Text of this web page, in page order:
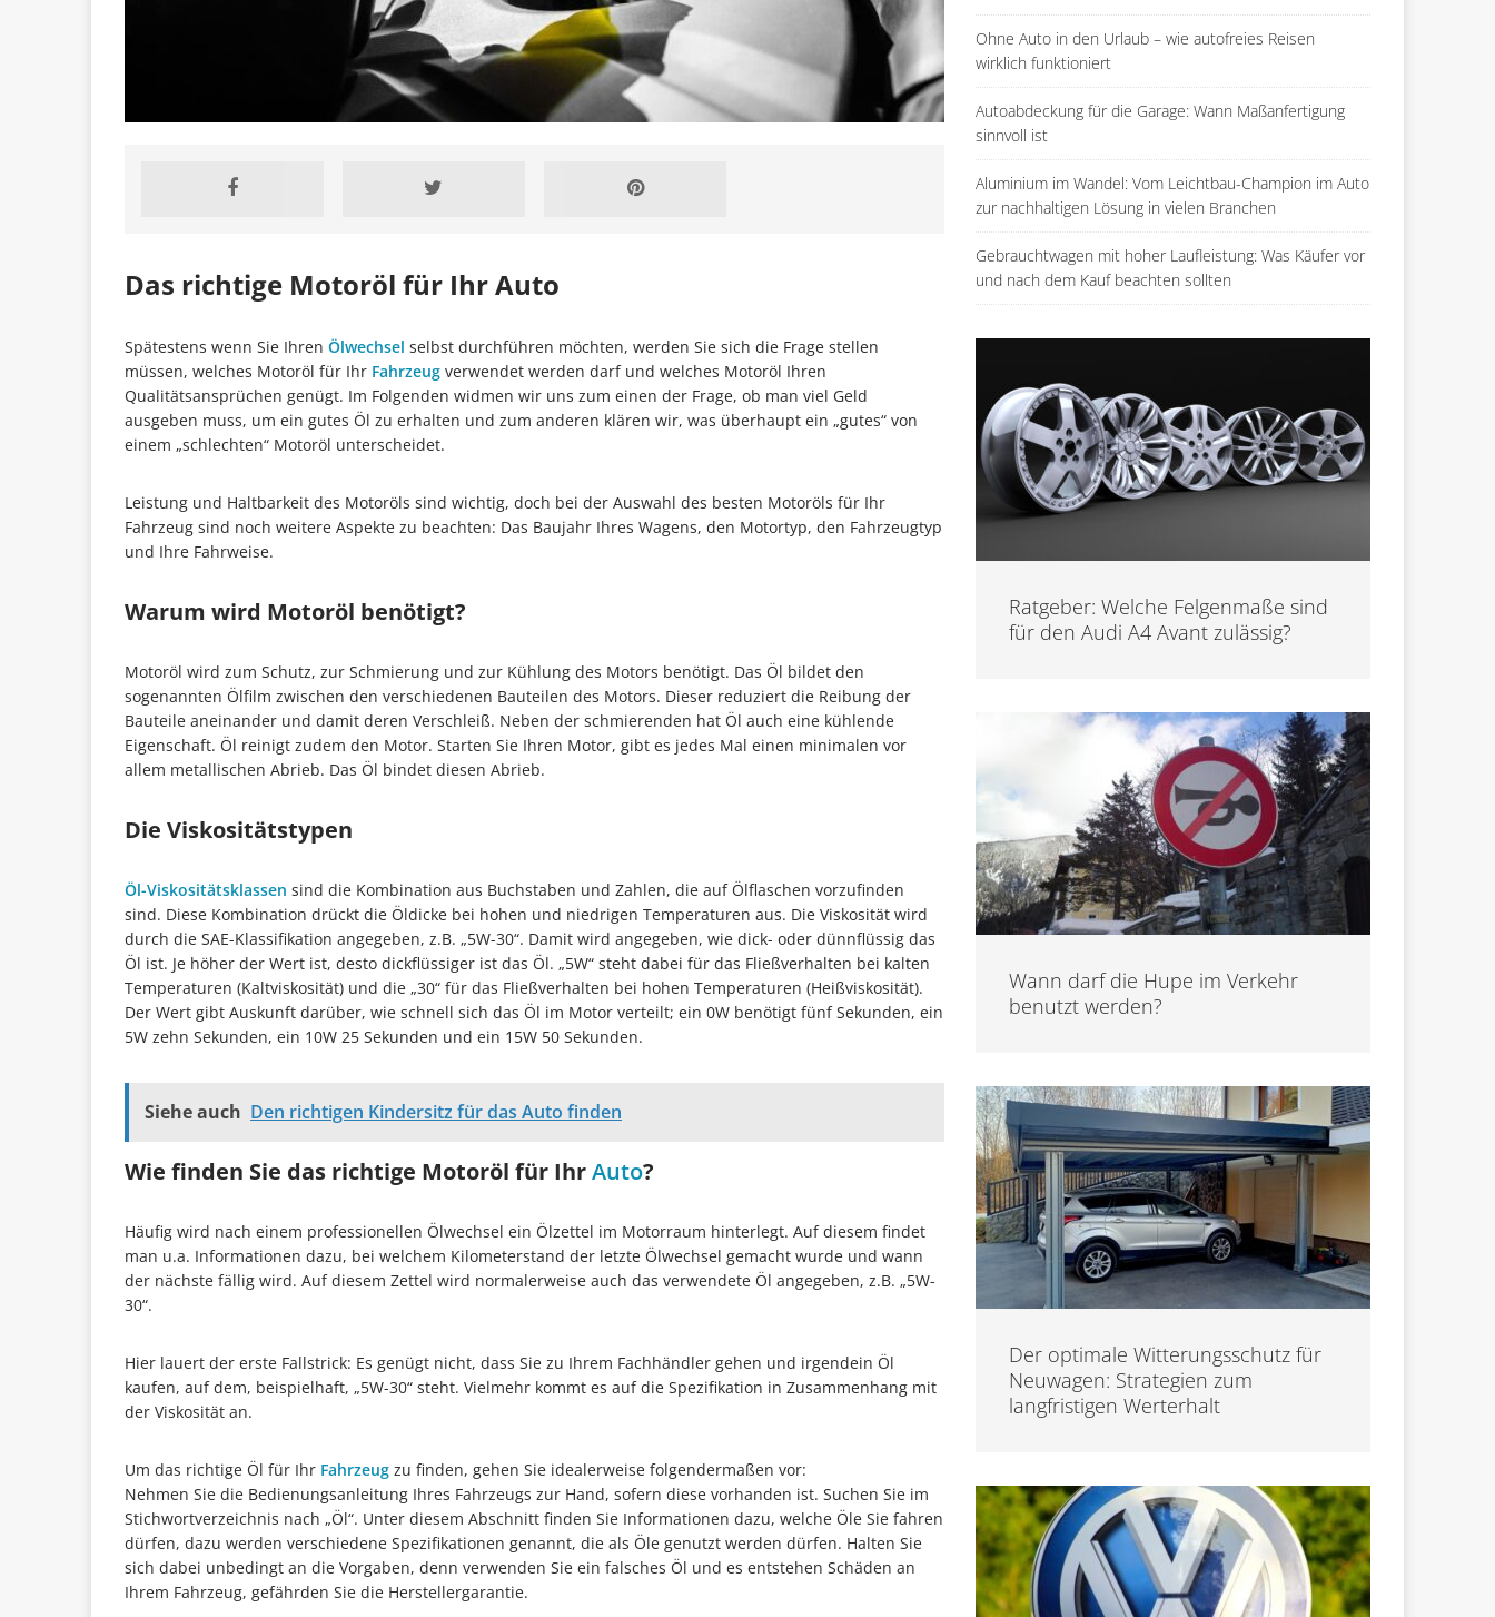
Das richtige Motoröl für Ihr Auto
Spätestens wenn Sie Ihren Ölwechsel selbst durchführen möchten, werden Sie sich die Frage stellen
müssen, welches Motoröl für Ihr Fahrzeug verwendet werden darf und welches Motoröl Ihren
Qualitätsansprüchen genügt. Im Folgenden widmen wir uns zum einen der Frage, ob man viel Geld
ausgeben muss, um ein gutes Öl zu erhalten und zum anderen klären wir, was überhaupt ein „gutes“ von
einem „schlechten“ Motoröl unterscheidet.
Leistung und Haltbarkeit des Motoröls sind wichtig, doch bei der Auswahl des besten Motoröls für Ihr
Fahrzeug sind noch weitere Aspekte zu beachten: Das Baujahr Ihres Wagens, den Motortyp, den Fahrzeugtyp
und Ihre Fahrweise.
Warum wird Motoröl benötigt?
Motoröl wird zum Schutz, zur Schmierung und zur Kühlung des Motors benötigt. Das Öl bildet den
sogenannten Ölfilm zwischen den verschiedenen Bauteilen des Motors. Dieser reduziert die Reibung der
Bauteile aneinander und damit deren Verschleiß. Neben der schmierenden hat Öl auch eine kühlende
Eigenschaft. Öl reinigt zudem den Motor. Starten Sie Ihren Motor, gibt es jedes Mal einen minimalen vor
allem metallischen Abrieb. Das Öl bindet diesen Abrieb.
Die Viskositätstypen
Öl-Viskositätsklassen sind die Kombination aus Buchstaben und Zahlen, die auf Ölflaschen vorzufinden
sind. Diese Kombination drückt die Öldicke bei hohen und niedrigen Temperaturen aus. Die Viskosität wird
durch die SAE-Klassifikation angegeben, z.B. „5W-30“. Damit wird angegeben, wie dick- oder dünnflüssig das
Öl ist. Je höher der Wert ist, desto dickflüssiger ist das Öl. „5W“ steht dabei für das Fließverhalten bei kalten
Temperaturen (Kaltviskosität) und die „30“ für das Fließverhalten bei hohen Temperaturen (Heißviskosität).
Der Wert gibt Auskunft darüber, wie schnell sich das Öl im Motor verteilt; ein 0W benötigt fünf Sekunden, ein
5W zehn Sekunden, ein 10W 25 Sekunden und ein 15W 50 Sekunden.
Siehe auch Den richtigen Kindersitz für das Auto finden
Wie finden Sie das richtige Motoröl für IhrAuto?
Häufig wird nach einem professionellen Ölwechsel ein Ölzettel im Motorraum hinterlegt. Auf diesem findet
man u.a. Informationen dazu, bei welchem Kilometerstand der letzte Ölwechsel gemacht wurde und wann
der nächste fällig wird. Auf diesem Zettel wird normalerweise auch das verwendete Öl angegeben, z.B. „5W-
30“.
Hier lauert der erste Fallstrick: Es genügt nicht, dass Sie zu Ihrem Fachhändler gehen und irgendein Öl
kaufen, auf dem, beispielhaft, „5W-30“ steht. Vielmehr kommt es auf die Spezifikation in Zusammenhang mit
der Viskosität an.
Um das richtige Öl für Ihr Fahrzeug zu finden, gehen Sie idealerweise folgendermaßen vor:
Nehmen Sie die Bedienungsanleitung Ihres Fahrzeugs zur Hand, sofern diese vorhanden ist. Suchen Sie im
Stichwortverzeichnis nach „Öl“. Unter diesem Abschnitt finden Sie Informationen dazu, welche Öle Sie fahren
dürfen, dazu werden verschiedene Spezifikationen genannt, die als Öle genutzt werden dürfen. Halten Sie
sich dabei unbedingt an die Vorgaben, denn verwenden Sie ein falsches Öl und es entstehen Schäden an
Ihrem Fahrzeug, gefährden Sie die Herstellergarantie.
Ohne Auto in den Urlaub – wie autofreies Reisen
wirklich funktioniert
Autoabdeckung für die Garage: Wann Maßanfertigung
sinnvoll ist
Aluminium im Wandel: Vom Leichtbau-Champion im Auto
zur nachhaltigen Lösung in vielen Branchen
Gebrauchtwagen mit hoher Laufleistung: Was Käufer vor
und nach dem Kauf beachten sollten
Ratgeber: Welche Felgenmaße sind
für den Audi A4 Avant zulässig?
Wann darf die Hupe im Verkehr
benutzt werden?
Der optimale Witterungsschutz für
Neuwagen: Strategien zum
langfristigen Werterhalt